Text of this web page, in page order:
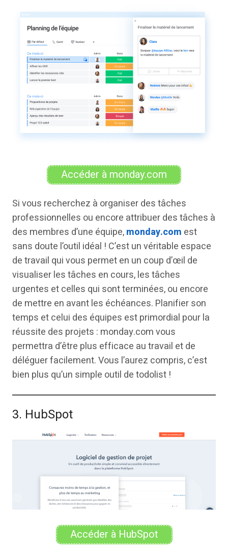
Accéder à monday.com
Si vous recherchez à organiser des tâches
professionnelles ou encore attribuer des tâches à
des membres d’une équipe,monday.com est
sans doute l’outil idéal ! C’est un véritable espace
de travail qui vous permet en un coup d’œil de
visualiser les tâches en cours, les tâches
urgentes et celles qui sont terminées, ou encore
de mettre en avant les échéances. Planifier son
temps et celui des équipes est primordial pour la
réussite des projets : monday.com vous
permettra d’être plus efficace au travail et de
déléguer facilement. Vous l’aurez compris, c’est
bien plus qu’un simple outil de todolist !
3. HubSpot
Accéder à HubSpot